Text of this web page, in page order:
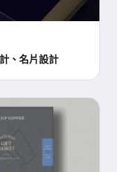
、名片設計